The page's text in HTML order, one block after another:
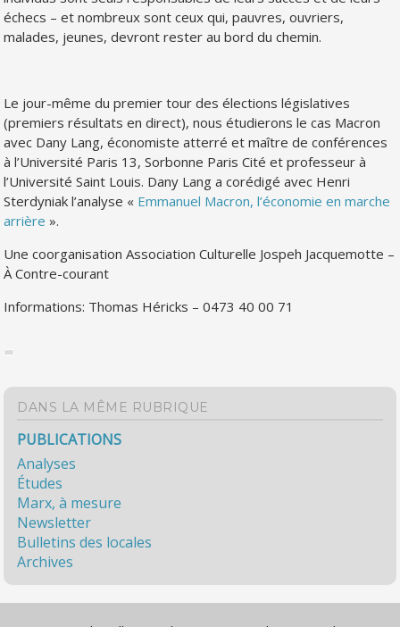
échecs – et nombreux sont ceux qui, pauvres, ouvriers,
malades, jeunes, devront rester au bord du chemin.
Le jour-même du premier tour des élections législatives
(premiers résultats en direct), nous étudierons le cas Macron
avec Dany Lang, économiste atterré et maître de conférences
à l’Université Paris 13, Sorbonne Paris Cité et professeur à
l’Université Saint Louis. Dany Lang a corédigé avec Henri
Sterdyniak l’analyse « Emmanuel Macron, l’économie en marche
arrière ».
Une coorganisation Association Culturelle Jospeh Jacquemotte –
À Contre-courant
Informations: Thomas Héricks – 0473 40 00 71
DANS LA MÊME RUBRIQUE
PUBLICATIONS
Analyses
Études
Marx, à mesure
Newsletter
Bulletins des locales
Archives